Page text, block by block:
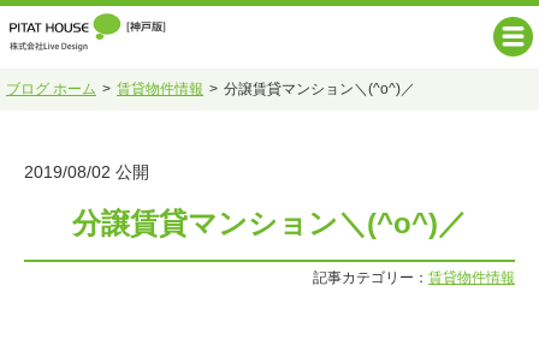
ブログ ホーム 賃貸物件情報 分譲賃貸マンション＼(^o^)／
2019/08/02 公開
分譲賃貸マンション＼(^o^)／
記事カテゴリー： 賃貸物件情報